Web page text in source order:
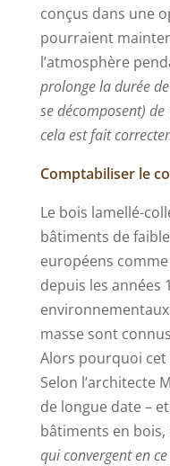
conçus dans une
pourraient
l’atmosphère
prolonge la durée
se décomposent)
cela est fait
Comptabiliser le
Le bois lamellé-
bâtiments de
européens comme
depuis les années
masse sont
Alors pourquoi
Selon l’architecte
de longue date –
bâtiments en bois,
qui convergent en